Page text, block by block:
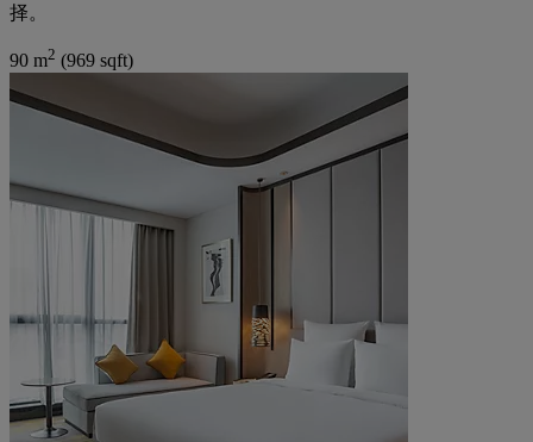
择。
90 m2 (969 sqft)